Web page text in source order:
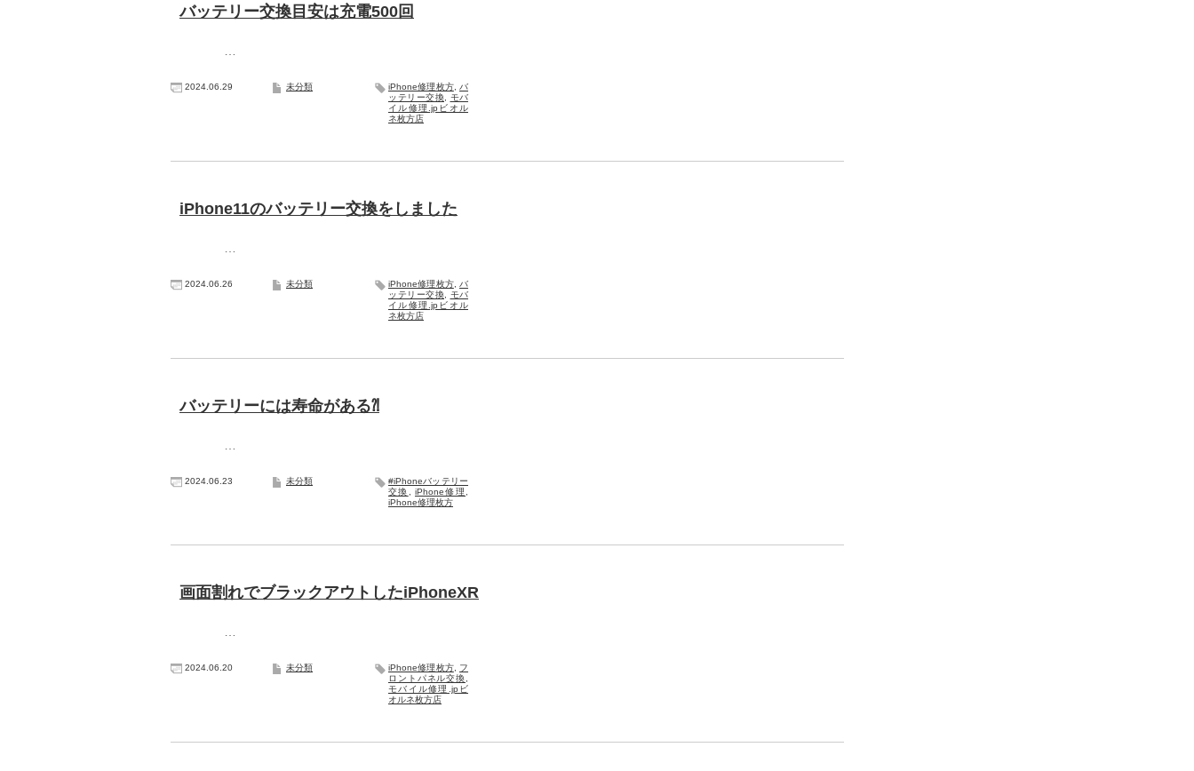
バッテリー交換目安は充電500回
2024.06.29 未分類 iPhone修理枚方, バ
ッテリー交換
モバ
イル修理.jpビオル
ネ枚方店
iPhone11のバッテリー交換をしました
2024.06.26 未分類 iPhone修理枚方, バ
ッテリー交換
モバ
イル修理.jpビオル
ネ枚方店
バッテリーには寿命がある⁈
2024.06.23 未分類
#iPhoneバッテリー
交換
,iPhone修理
iPhone修理枚方
画面割れでブラックアウトしたiPhoneXR
2024.06.20 未分類 iPhone修理枚方, フ
ロントパネル交換
モバイル修理.jpビ
オルネ枚方店